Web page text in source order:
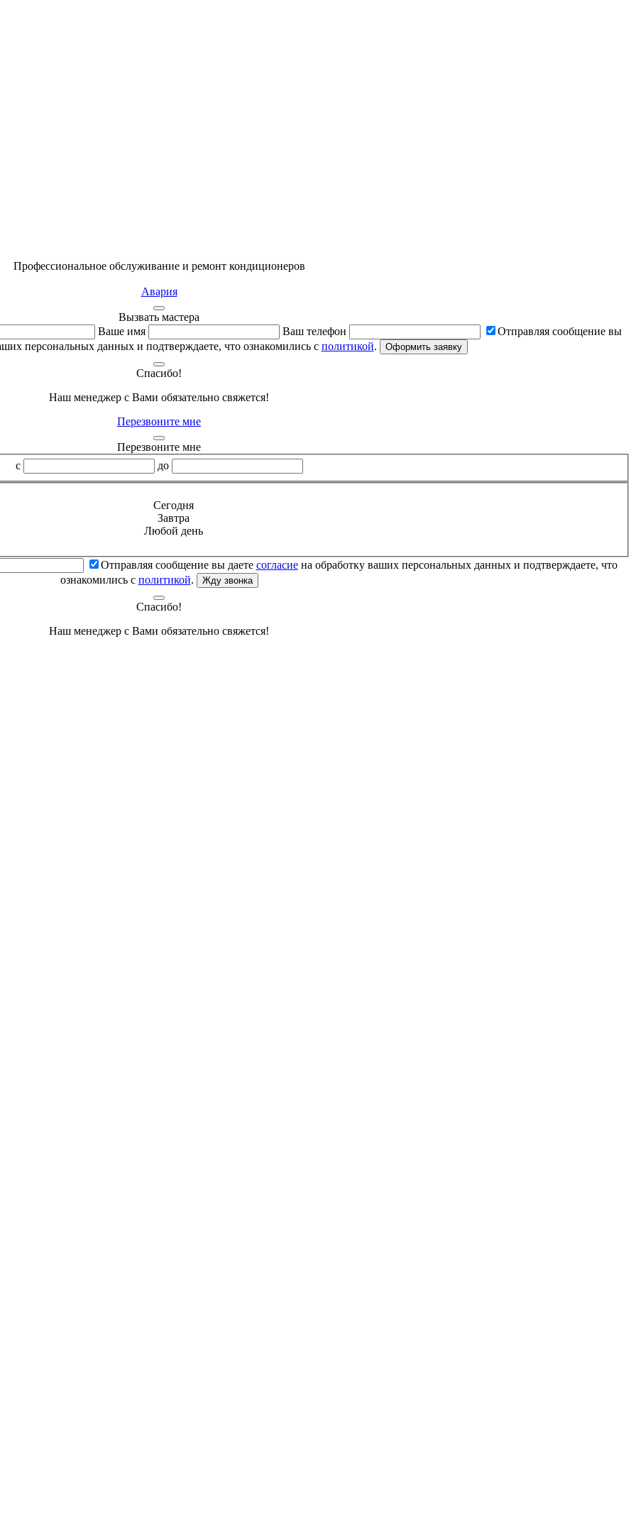
Профессиональное обслуживание и ремонт кондиционеров
Авария
Вызвать мастера
Ваше имя Ваш телефон
Отправляя сообщение вы
персональных данных и подтверждаете, что ознакомились с политикой. Оформить заявку
Спасибо!
Наш менеджер с Вами обязательно свяжется!
Перезвоните мне
Перезвоните мне
с
до
Сегодня
Завтра
Любой день
Отправляя сообщение вы даете согласиена обработку ваших персональных данных и подтверждаете, что
ознакомились с политикой. Жду звонка
Спасибо!
Наш менеджер с Вами обязательно свяжется!